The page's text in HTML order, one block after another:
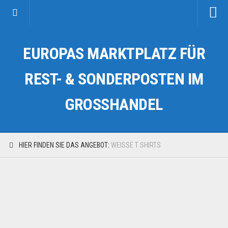
Kategorien
Auto & Motorrad
Fahrzeuge & Transport
EUROPAS MARKTPLATZ FÜR
REST- & SONDERPOSTEN IM
GROSSHANDEL
HIER FINDEN SIE DAS ANGEBOT: WEISSE T SHIRTS